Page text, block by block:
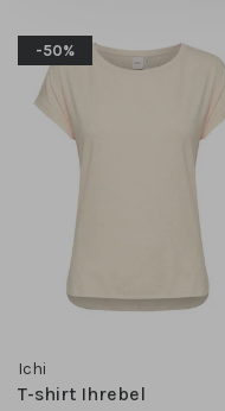
-50%
Ichi
T-shirt Ihrebel